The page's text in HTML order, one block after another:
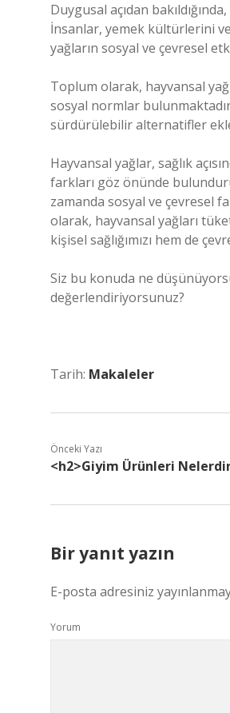
Duygusal açıdan
İnsanlar, yemek kültürlerini
yağların sosyal ve çevresel
Toplum olarak, hayvansal
sosyal normlar bulunmaktadır.
sürdürülebilir alternatifler
Hayvansal yağlar, sağlık
farkları göz önünde
zamanda sosyal ve çevresel
olarak, hayvansal yağları
kişisel sağlığımızı hem de
Siz bu konuda ne
değerlendiriyorsunuz?
Tarih: Makaleler
Önceki Yazı
<h2>Giyim Ürünleri
Bir yanıt yazın
E-posta adresiniz
Yorum